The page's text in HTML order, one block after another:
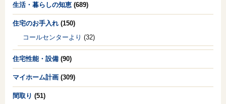
生活・暮らしの知恵 (689)
住宅のお手入れ (150)
コールセンターより (32)
住宅性能・設備 (90)
マイホーム計画 (309)
間取り (51)